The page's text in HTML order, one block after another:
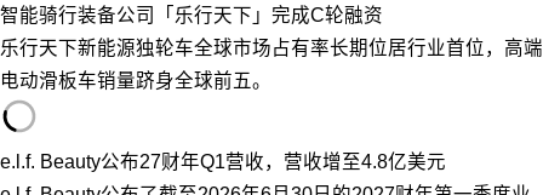
智能骑行装备公司「乐行天下」完成C轮融资
乐行天下新能源独轮车全球市场占有率长期位居行业首位，高端
电动滑板车销量跻身全球前五。
e.l.f. Beauty公布27财年Q1营收，营收增至4.8亿美元